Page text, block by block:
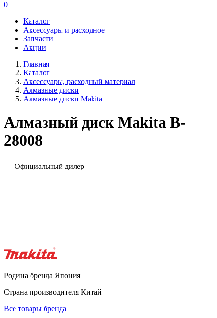
0
Каталог
Аксессуары и расходное
Запчасти
Акции
Главная
Каталог
Аксессуары, расходный материал
Алмазные диски
Алмазные диски Makita
Алмазный диск Makita B-
28008
Официальный дилер
Родина бренда Япония
Страна производителя Китай
Все товары бренда